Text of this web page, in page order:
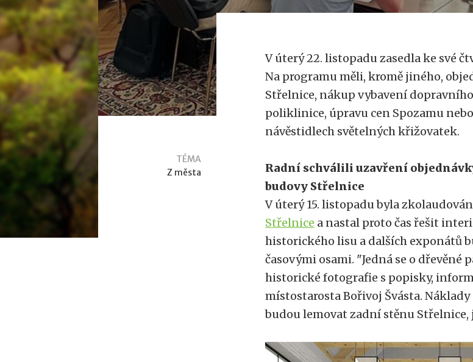
TÉMA
Z města
V úterý 22. listopadu zasedla ke své
Na programu měli, kromě jiného,
Střelnice, nákup vybavení
poliklinice, úpravu cen Spozamu
návěstidlech světelných křižovatek.
Radní schválili uzavření
budovy Střelnice
V úterý 15. listopadu byla
Střelnice a nastal proto čas řešit
historického lisu a dalších exponátů
časovými osami. "Jedná se o
historické fotografie s popisky,
místostarosta Bořivoj Švásta.
budou lemovat zadní stěnu Střelnice,